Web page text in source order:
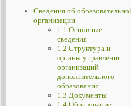
Сведения об
организации
1.1.Основные
сведения
1.2.Структура и
органы управления
организаций
дополнительного
образования
1.3.Документы